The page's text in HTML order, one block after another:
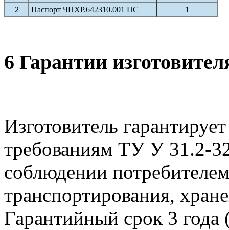
2
Паспорт ЧПХР.642310.001 ПС 1
6 Гарантии
Изготовитель
требованиям ТУ У 31.2-
соблюдении
транспортирования,
Гарантийный срок 3 года